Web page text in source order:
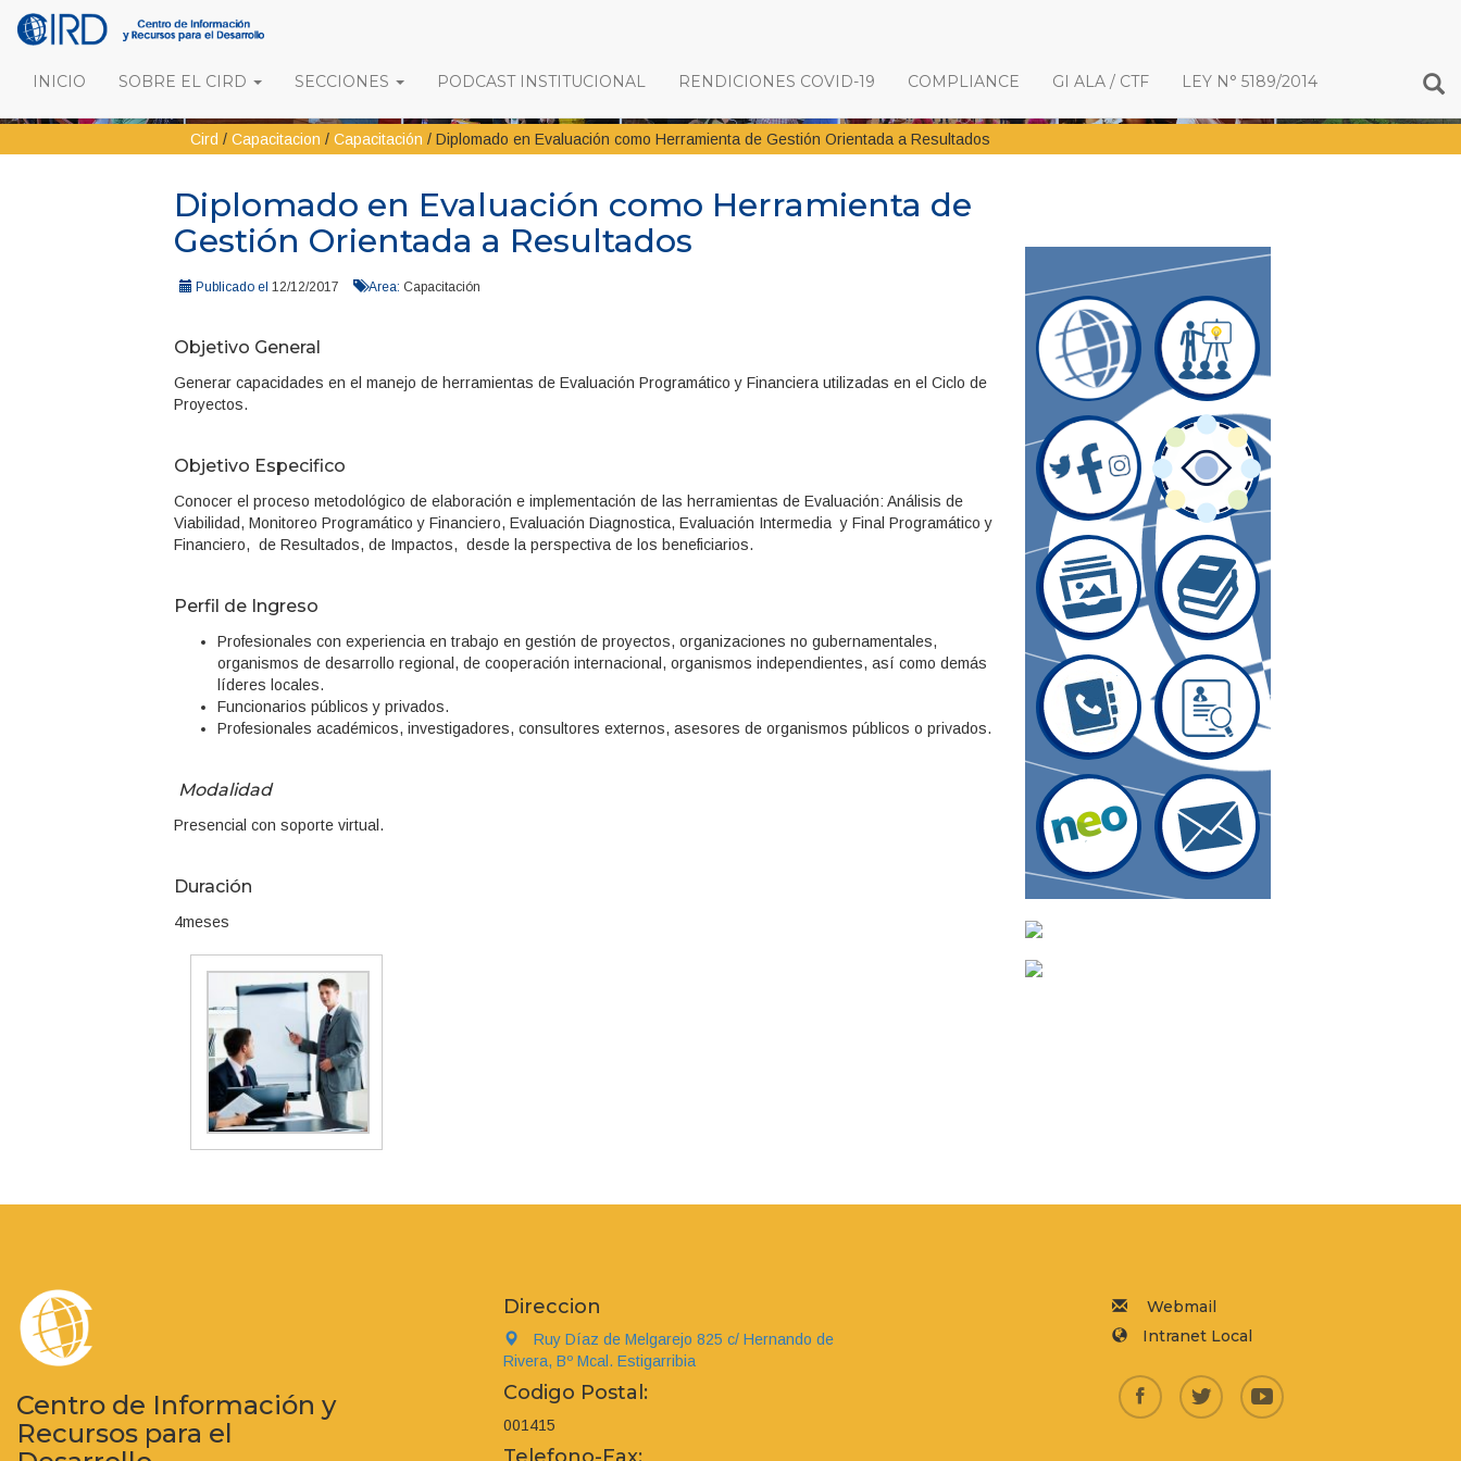
INICIO SOBRE EL CIRD SECCIONES PODCAST INSTITUCIONAL RENDICIONES COVID-19 COMPLIANCE GI ALA / CTF LEY N° 5189/2014
Cird / Capacitacion / Capacitación / Diplomado en Evaluación como Herramienta de Gestión Orientada a Resultados
Diplomado en Evaluación como Herramienta de
Gestión Orientada a Resultados
Publicado el 12/12/2017 Area: Capacitación
Objetivo General
Generar capacidades en el manejo de herramientas de Evaluación Programático y Financiera utilizadas en el Ciclo de
Proyectos.
Objetivo Especifico
Conocer el proceso metodológico de elaboración e implementación de las herramientas de Evaluación: Análisis de
Viabilidad, Monitoreo Programático y Financiero, Evaluación Diagnostica, Evaluación Intermedia y Final Programático y
Financiero, de Resultados, de Impactos, desde la perspectiva de los beneficiarios.
Perfil de Ingreso
Profesionales con experiencia en trabajo en gestión de proyectos, organizaciones no gubernamentales,
organismos de desarrollo regional, de cooperación internacional, organismos independientes, así como demás
líderes locales.
Funcionarios públicos y privados.
Profesionales académicos, investigadores, consultores externos, asesores de organismos públicos o privados.
Modalidad
Presencial con soporte virtual.
Duración
4meses
Centro de Información y
Recursos para el
Direccion
Ruy Díaz de Melgarejo 825 c/ Hernando de
Rivera, Bº Mcal. Estigarribia
Codigo Postal:
001415
Webmail
Intranet Local